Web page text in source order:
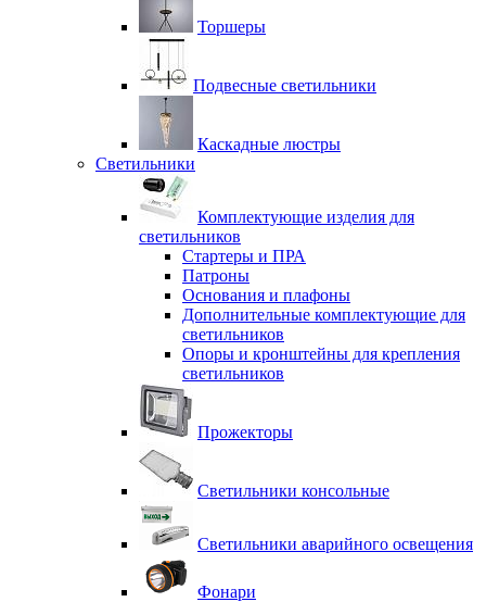
Торшеры
Подвесные светильники
Каскадные люстры
Светильники
Комплектующие изделия для
светильников
Стартеры и ПРА
Патроны
Основания и плафоны
Дополнительные комплектующие для
светильников
Опоры и кронштейны для крепления
светильников
Прожекторы
Светильники консольные
Светильники аварийного освещения
Фонари